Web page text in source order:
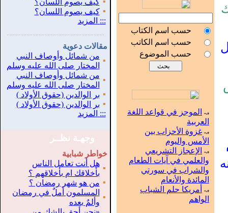
كيف يصوم اللسان؟
▪ كيف يصوم اللسان؟
::: المزيد
مقالات دعوية
▪
من شمائل وأوصاف النبي
المختار صلى الله عليه وسلم
▪
من شمائل وأوصاف النبي
المختار صلى الله عليه وسلم
▪ بر الوالدين (حقوق الأولاد )
▪ بر الوالدين (حقوق الأولاد )
::: المزيد
وجهـة نظــر
خواطر شبابية
▪
هل أنت تعامل الناس
بأخلاقك ام بأخلاقهم ؟
▪ من هو شهر رمضان ؟
▪
المسلمون أملٌ في رمضان
وألمٌ بعده
حسب اسم الكتاب
حسب اسم الكاتب
حسب الموضوع
الموجز في قواعد اللغة
العربية
غزوة الأحزاب بين
الأمس واليوم
الإعجاز التشريعي
والعلمي في آيات الطعام
والشراب في سورتي
المائدة والأنعام
أمريكا حلم الشباب
الواهم